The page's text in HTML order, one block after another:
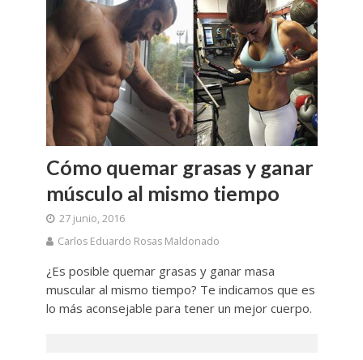
Cómo quemar grasas y ganar
músculo al mismo tiempo
27 junio, 2016
Carlos Eduardo Rosas Maldonado
¿Es posible quemar grasas y ganar masa
muscular al mismo tiempo? Te indicamos que es
lo más aconsejable para tener un mejor cuerpo.